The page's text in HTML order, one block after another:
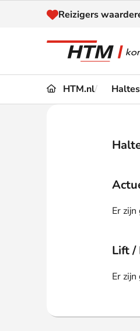
Naar inhoud
Reizigers
Omleidingen
Klantenservice
HTM.nl Haltes
Er
Lift /
Er